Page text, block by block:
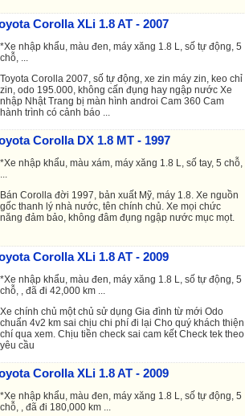
Corolla XLi 1.8 AT - 2007
*Xe nhập khẩu, màu đen, máy xăng 1.8 L, số tự động, 5
chỗ, ...
Toyota Corolla 2007, số tự động, xe zin máy zin, keo chỉ
zin, odo 195.000, không cấn đụng hay ngập nước Xe
nhập Nhật Trang bị màn hình androi Cam 360 Cam
hành trình có cảnh báo ...
Corolla DX 1.8 MT - 1997
*Xe nhập khẩu, màu xám, máy xăng 1.8 L, số tay, 5 chỗ,
Bán Corolla đời 1997, bản xuất Mỹ, máy 1.8. Xe nguồn
gốc thanh lý nhà nước, tên chính chủ. Xe mọi chức
năng đảm bảo, không đâm đụng ngập nước mục mọt.
Corolla XLi 1.8 AT - 2009
*Xe nhập khẩu, màu đen, máy xăng 1.8 L, số tự động, 5
chỗ, , đã đi 42,000 km ...
Xe chính chủ một chủ sử dụng Gia đình từ mới Odo
chuẩn 4v2 km sai chịu chi phí đi lại Cho quý khách thiện
chí qua xem. Chịu tiền check sai cam kết Check tek theo
yêu cầu
Corolla XLi 1.8 AT - 2009
*Xe nhập khẩu, màu đen, máy xăng 1.8 L, số tự động, 5
chỗ, , đã đi 180,000 km ...